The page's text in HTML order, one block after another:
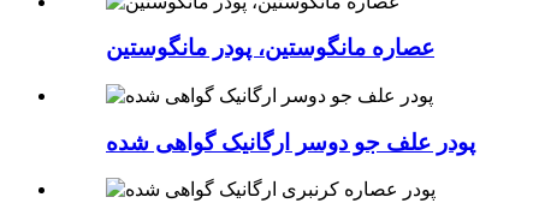
عصاره مانگوستین، پودر مانگوستین
پودر علف جو دوسر ارگانیک گواهی شده